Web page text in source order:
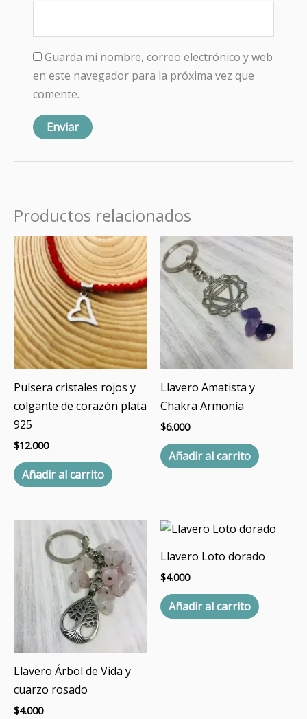
Guarda mi nombre, correo electrónico y web
en este navegador para la próxima vez que
comente.
Productos relacionados
Pulsera cristales rojos y
colgante de corazón plata
925
$12.000
Añadir al carrito
Llavero Amatista y
Chakra Armonía
$6.000
Añadir al carrito
Llavero Árbol de Vida y
cuarzo rosado
$4.000
Llavero Loto dorado
$4.000
Añadir al carrito